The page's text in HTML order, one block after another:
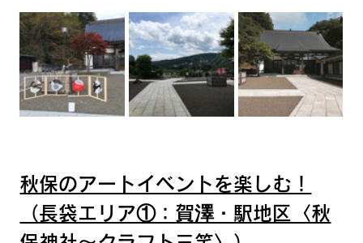
秋保のアートイベントを楽しむ！
（長袋エリア①：賀澤・駅地区〈秋